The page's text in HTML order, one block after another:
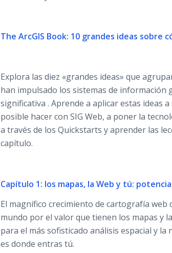
The ArcGIS Book: 10 grandes ideas sobre
Explora las diez «grandes ideas» que
han impulsado los sistemas de información
significativa . Aprende a aplicar estas ideas
posible hacer con SIG Web, a poner la
a través de los Quickstarts y aprender las
capítulo.
Capítulo 1: los mapas, la Web y tú:
El magnífico crecimiento de cartografía
mundo por el valor que tienen los mapas y
para el más sofisticado análisis espacial y
es donde entras tú.